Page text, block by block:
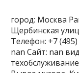
город: Москва
Щербинская
Телефон: +7
nan Сайт: nan